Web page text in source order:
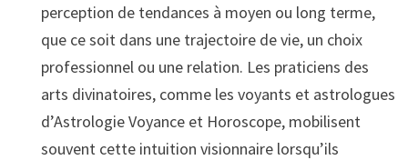
perception de tendances à moyen ou long terme,
que ce soit dans une trajectoire de vie, un choix
professionnel ou une relation. Les praticiens des
arts divinatoires, comme les voyants et astrologues
d’Astrologie Voyance et Horoscope, mobilisent
souvent cette intuition visionnaire lorsqu’ils